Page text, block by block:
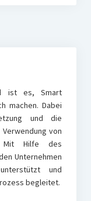
ist es, Smart
machen. Dabei
und die
von
Mit Hilfe des
Unternehmen
und
begleitet.